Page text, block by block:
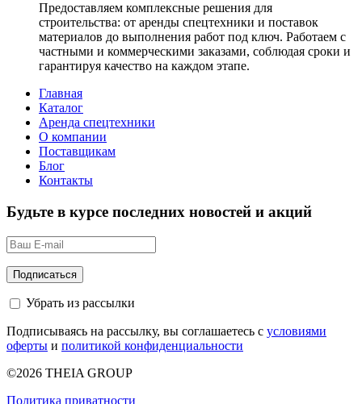
Предоставляем комплексные решения для
строительства: от аренды спецтехники и поставок
материалов до выполнения работ под ключ. Работаем с
частными и коммерческими заказами, соблюдая сроки и
гарантируя качество на каждом этапе.
Главная
Каталог
Аренда спецтехники
О компании
Поставщикам
Блог
Контакты
Будьте в курсе последних новостей и акций
Убрать из рассылки
Подписываясь на рассылку, вы соглашаетесь с условиями
оферты и политикой конфиденциальности
©2026 THEIA GROUP
Политика приватности